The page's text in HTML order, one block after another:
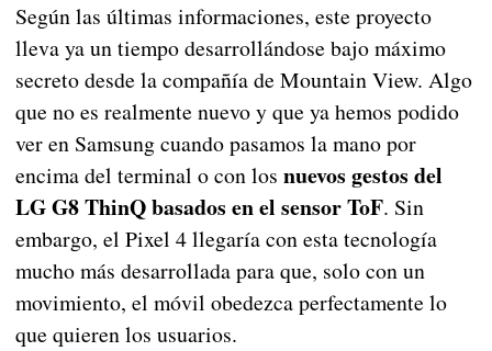
Según las últimas informaciones, este proyecto
lleva ya un tiempo desarrollándose bajo máximo
secreto desde la compañía de Mountain View. Algo
que no es realmente nuevo y que ya hemos podido
ver en Samsung cuando pasamos la mano por
encima del terminal o con los nuevos gestos del
LG G8 ThinQ basados en el sensor ToF. Sin
embargo, el Pixel 4 llegaría con esta tecnología
mucho más desarrollada para que, solo con un
movimiento, el móvil obedezca perfectamente lo
que quieren los usuarios.